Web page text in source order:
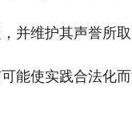
并维护其声誉所取
能使实践合法化